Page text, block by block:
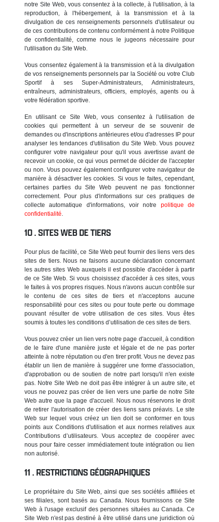
notre Site Web, vous consentez à la collecte, à l'utilisation, à la
reproduction, à l'hébergement, à la transmission et à la
divulgation de ces renseignements personnels d'utilisateur ou
de ces contributions de contenu conformément à notre Politique
de confidentialité, comme nous le jugeons nécessaire pour
l'utilisation du Site Web.
Vous consentez également à la transmission et à la divulgation
de vos renseignements personnels par la Société ou votre Club
Sportif à ses Super-Administrateurs, Administrateurs,
entraîneurs, administrateurs, officiers, employés, agents ou à
votre fédération sportive.
En utilisant ce Site Web, vous consentez à l'utilisation de
cookies qui permettent à un serveur de se souvenir de
demandes ou d'inscriptions antérieures et/ou d'adresses IP pour
analyser les tendances d'utilisation du Site Web. Vous pouvez
configurer votre navigateur pour qu'il vous avertisse avant de
recevoir un cookie, ce qui vous permet de décider de l'accepter
ou non. Vous pouvez également configurer votre navigateur de
manière à désactiver les cookies. Si vous le faites, cependant,
certaines parties du Site Web peuvent ne pas fonctionner
correctement. Pour plus d'informations sur ces pratiques de
collecte automatique d'informations, voir notre politique de
confidentialité.
SITES WEB DE TIERS
Pour plus de facilité, ce Site Web peut fournir des liens vers des
sites de tiers. Nous ne faisons aucune déclaration concernant
les autres sites Web auxquels il est possible d'accéder à partir
de ce Site Web. Si vous choisissez d'accéder à ces sites, vous
le faites à vos propres risques. Nous n'avons aucun contrôle sur
le contenu de ces sites de tiers et n'acceptons aucune
responsabilité pour ces sites ou pour toute perte ou dommage
pouvant résulter de votre utilisation de ces sites. Vous êtes
soumis à toutes les conditions d’utilisation de ces sites de tiers.
Vous pouvez créer un lien vers notre page d'accueil, à condition
de le faire d'une manière juste et légale et de ne pas porter
atteinte à notre réputation ou d'en tirer profit. Vous ne devez pas
établir un lien de manière à suggérer une forme d'association,
d'approbation ou de soutien de notre part lorsqu'il n'en existe
pas. Notre Site Web ne doit pas être intégrer à un autre site, et
vous ne pouvez pas créer de lien vers une partie de notre Site
Web autre que la page d'accueil. Nous nous réservons le droit
de retirer l'autorisation de créer des liens sans préavis. Le site
Web sur lequel vous créez un lien doit se conformer en tous
points aux Conditions d'utilisation et aux normes relatives aux
Contributions d’utilisateurs. Vous acceptez de coopérer avec
nous pour faire cesser immédiatement toute intégration ou lien
non autorisé.
RESTRICTIONS GÉOGRAPHIQUES
Le propriétaire du Site Web, ainsi que ses sociétés affiliées et
ses filiales, sont basés au Canada. Nous fournissons ce Site
Web à l'usage exclusif des personnes situées au Canada. Ce
Site Web n'est pas destiné à être utilisé dans une juridiction où